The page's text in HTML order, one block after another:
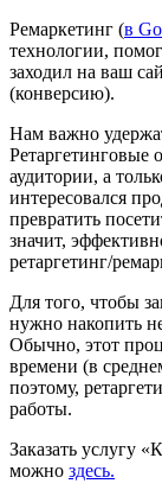
Ремаркетинг (в
технологии,
заходил на ваш
(конверсию).
Нам важно
Ретаргетинговые
аудитории, а
интересовался
превратить
значит,
ретаргетинг/
Для того, чтобы
нужно накопить
Обычно, этот
времени (в
поэтому,
работы.
Заказать услугу
можно здесь.